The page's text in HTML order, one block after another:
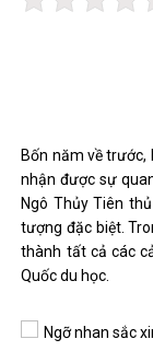
Bốn năm về trước,
nhận được sự
Ngô Thủy Tiên
tượng đặc biệt.
thành tất cả các
Quốc du học.